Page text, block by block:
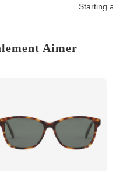
Starting at
Aimer